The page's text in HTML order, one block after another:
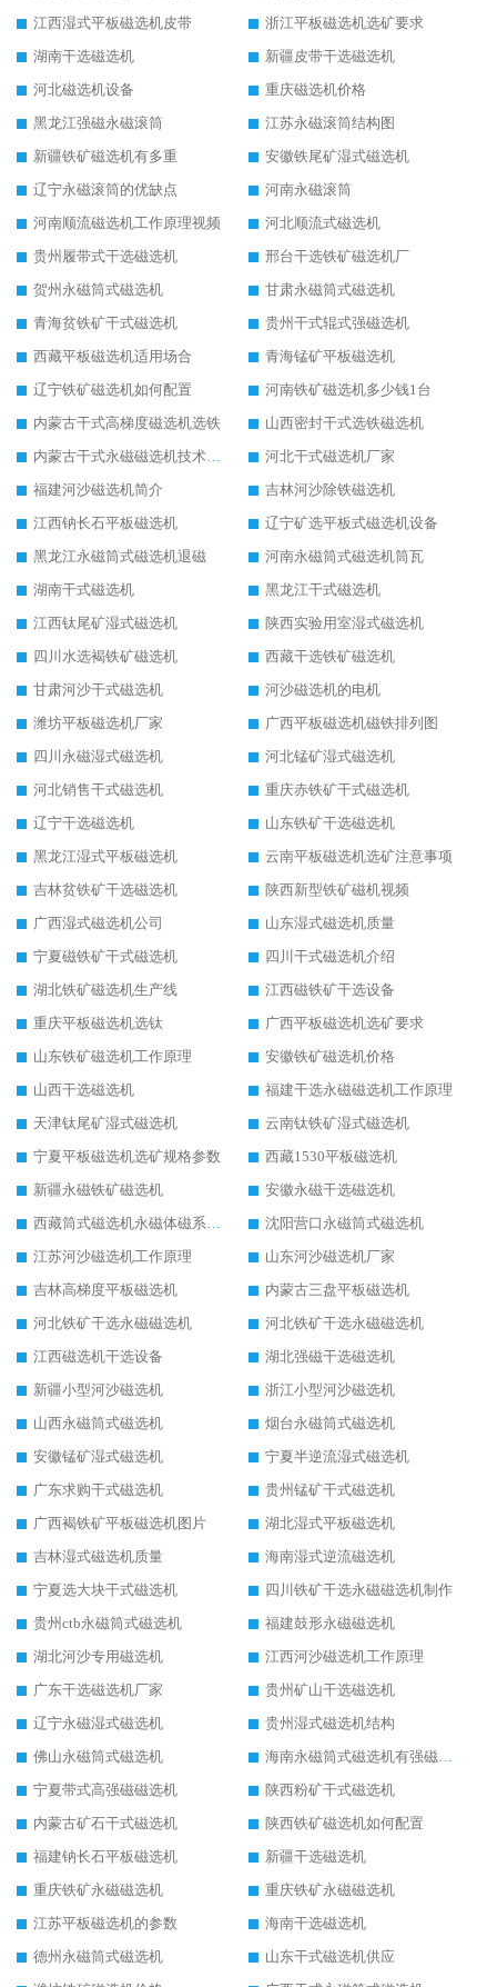
江西湿式平板磁选机皮带
浙江平板磁选机选矿要求
湖南干选磁选机
新疆皮带干选磁选机
河北磁选机设备
重庆磁选机价格
黑龙江强磁永磁滚筒
江苏永磁滚筒结构图
新疆铁矿磁选机有多重
安徽铁尾矿湿式磁选机
辽宁永磁滚筒的优缺点
河南永磁滚筒
河南顺流磁选机工作原理视频
河北顺流式磁选机
贵州履带式干选磁选机
邢台干选铁矿磁选机厂
贺州永磁筒式磁选机
甘肃永磁筒式磁选机
青海贫铁矿干式磁选机
贵州干式辊式强磁选机
西藏平板磁选机适用场合
青海锰矿平板磁选机
辽宁铁矿磁选机如何配置
河南铁矿磁选机多少钱1台
内蒙古干式高梯度磁选机选铁
山西密封干式选铁磁选机
内蒙古干式永磁磁选机技术要求
河北干式磁选机厂家
福建河沙磁选机简介
吉林河沙除铁磁选机
江西钠长石平板磁选机
辽宁矿选平板式磁选机设备
黑龙江永磁筒式磁选机退磁
河南永磁筒式磁选机筒瓦
湖南干式磁选机
黑龙江干式磁选机
江西钛尾矿湿式磁选机
陕西实验用室湿式磁选机
四川水选褐铁矿磁选机
西藏干选铁矿磁选机
甘肃河沙干式磁选机
河沙磁选机的电机
潍坊平板磁选机厂家
广西平板磁选机磁铁排列图
四川永磁湿式磁选机
河北锰矿湿式磁选机
河北销售干式磁选机
重庆赤铁矿干式磁选机
辽宁干选磁选机
山东铁矿干选磁选机
黑龙江湿式平板磁选机
云南平板磁选机选矿注意事项
吉林贫铁矿干选磁选机
陕西新型铁矿磁机视频
广西湿式磁选机公司
山东湿式磁选机质量
宁夏磁铁矿干式磁选机
四川干式磁选机介绍
湖北铁矿磁选机生产线
江西磁铁矿干选设备
重庆平板磁选机选钛
广西平板磁选机选矿要求
山东铁矿磁选机工作原理
安徽铁矿磁选机价格
山西干选磁选机
福建干选永磁磁选机工作原理
天津钛尾矿湿式磁选机
云南钛铁矿湿式磁选机
宁夏平板磁选机选矿规格参数
西藏1530平板磁选机
新疆永磁铁矿磁选机
安徽永磁干选磁选机
西藏筒式磁选机永磁体磁系设计
沈阳营口永磁筒式磁选机
江苏河沙磁选机工作原理
山东河沙磁选机厂家
吉林高梯度平板磁选机
内蒙古三盘平板磁选机
河北铁矿干选永磁磁选机
河北铁矿干选永磁磁选机
江西磁选机干选设备
湖北强磁干选磁选机
新疆小型河沙磁选机
浙江小型河沙磁选机
山西永磁筒式磁选机
烟台永磁筒式磁选机
安徽锰矿湿式磁选机
宁夏半逆流湿式磁选机
广东求购干式磁选机
贵州锰矿干式磁选机
广西褐铁矿平板磁选机图片
湖北湿式平板磁选机
吉林湿式磁选机质量
海南湿式逆流磁选机
宁夏选大块干式磁选机
四川铁矿干选永磁磁选机制作
贵州ctb永磁筒式磁选机
福建鼓形永磁磁选机
湖北河沙专用磁选机
江西河沙磁选机工作原理
广东干选磁选机厂家
贵州矿山干选磁选机
辽宁永磁湿式磁选机
贵州湿式磁选机结构
佛山永磁筒式磁选机
海南永磁筒式磁选机有强磁的吗
宁夏带式高强磁磁选机
陕西粉矿干式磁选机
内蒙古矿石干式磁选机
陕西铁矿磁选机如何配置
福建钠长石平板磁选机
新疆干选磁选机
重庆铁矿永磁磁选机
重庆铁矿永磁磁选机
江苏平板磁选机的参数
海南干选磁选机
德州永磁筒式磁选机
山东干式磁选机供应